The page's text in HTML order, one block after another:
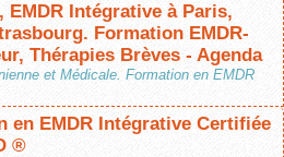
EMDR Intégrative à Paris,
Formation EMDR-
Thérapies Brèves - Agenda
et Médicale. Formation en EMDR
en EMDR Intégrative Certifiée
®